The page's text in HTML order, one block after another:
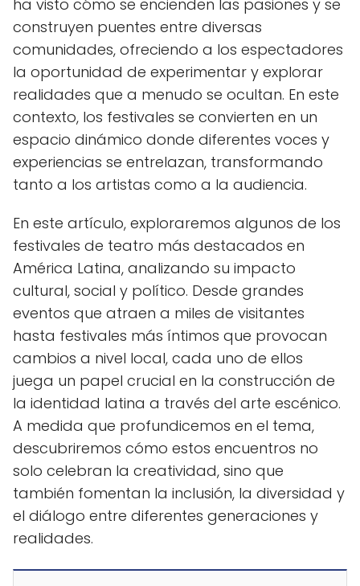
ha visto cómo se encienden las pasiones y se
construyen puentes entre diversas
comunidades, ofreciendo a los espectadores
la oportunidad de experimentar y explorar
realidades que a menudo se ocultan. En este
contexto, los festivales se convierten en un
espacio dinámico donde diferentes voces y
experiencias se entrelazan, transformando
tanto a los artistas como a la audiencia.
En este artículo, exploraremos algunos de los
festivales de teatro más destacados en
América Latina, analizando su impacto
cultural, social y político. Desde grandes
eventos que atraen a miles de visitantes
hasta festivales más íntimos que provocan
cambios a nivel local, cada uno de ellos
juega un papel crucial en la construcción de
la identidad latina a través del arte escénico.
A medida que profundicemos en el tema,
descubriremos cómo estos encuentros no
solo celebran la creatividad, sino que
también fomentan la inclusión, la diversidad y
el diálogo entre diferentes generaciones y
realidades.